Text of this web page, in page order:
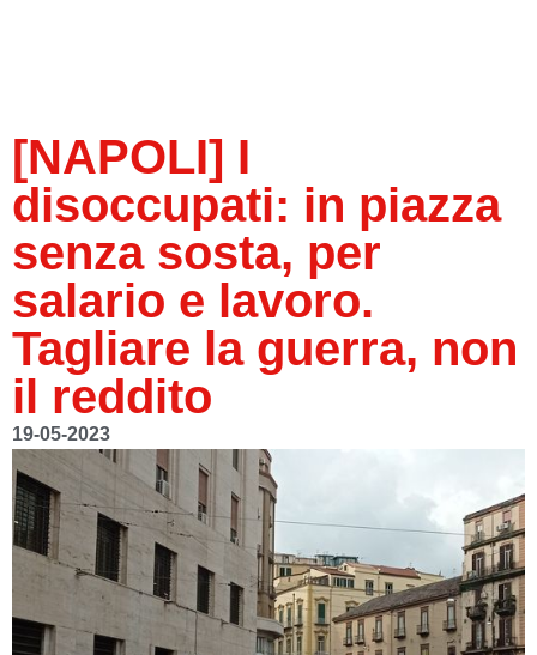
[NAPOLI] I
disoccupati: in piazza
senza sosta, per
salario e lavoro.
Tagliare la guerra, non
il reddito
19-05-2023